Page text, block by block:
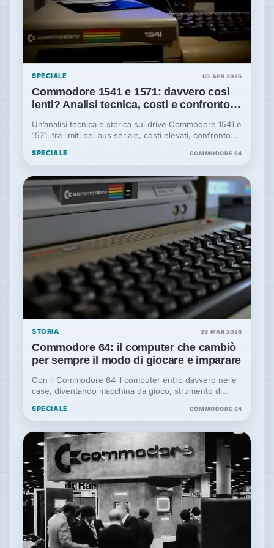
SPECIALE 03 APR 2026
Commodore 1541 e 1571: davvero così
lenti? Analisi tecnica, costi e confronto
Un’analisi tecnica e storica sui drive Commodore 1541 e
1571, tra limiti del bus seriale, costi elevati, confronto
cartucce.
SPECIALE COMMODORE 64
STORIA 29 MAR 2026
Commodore 64: il computer che cambiò
per sempre il modo di giocare e imparare
Con il Commodore 64 il computer entrò davvero nelle
case, diventando macchina da gioco, strumento di
SPECIALE COMMODORE 64